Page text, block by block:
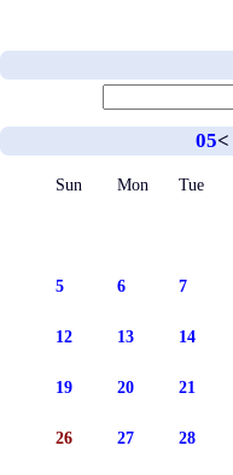
05<
Sun Mon Tue
5 6 7
12 13 14
19 20 21
26 27 28